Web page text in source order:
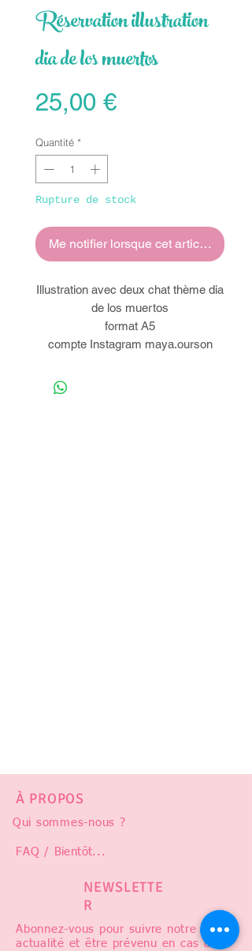
Réservation illustration
dia de los muertos
25,00 €Prix
Quantité *
Rupture de stock
Me notifier lorsque cet article est
Illustration avec deux chat thème dia
de los muertos
format A5
compte Instagram maya.ourson
À PROPOS
Qui sommes-nous ?
FAQ / Bientôt...
NEWSLETTE
R
Abonnez-vous pour suivre notre
actualité et être prévenu en cas de